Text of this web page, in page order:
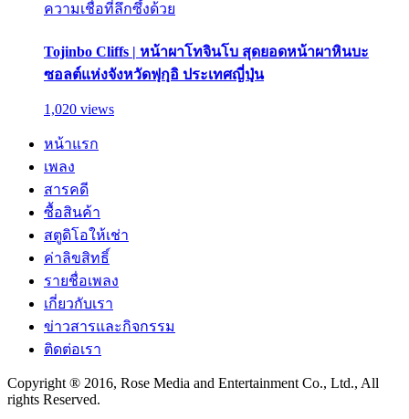
ความเชื่อที่ลึกซึ้งด้วย
Tojinbo Cliffs | หน้าผาโทจินโบ สุดยอดหน้าผาหินบะ
ซอลต์แห่งจังหวัดฟุกุอิ ประเทศญี่ปุ่น
1,020 views
หน้าแรก
เพลง
สารคดี
ซื้อสินค้า
สตูดิโอให้เช่า
ค่าลิขสิทธิ์
รายชื่อเพลง
เกี่ยวกับเรา
ข่าวสารและกิจกรรม
ติดต่อเรา
Copyright ® 2016, Rose Media and Entertainment Co., Ltd., All
rights Reserved.